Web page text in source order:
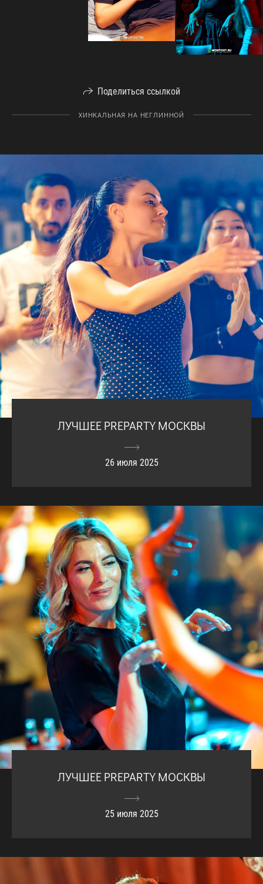
Поделиться ссылкой
ХИНКАЛЬНАЯ НА НЕГЛИННОЙ
ЛУЧШЕЕ PREPARTY МОСКВЫ
26 июля 2025
ЛУЧШЕЕ PREPARTY МОСКВЫ
25 июля 2025